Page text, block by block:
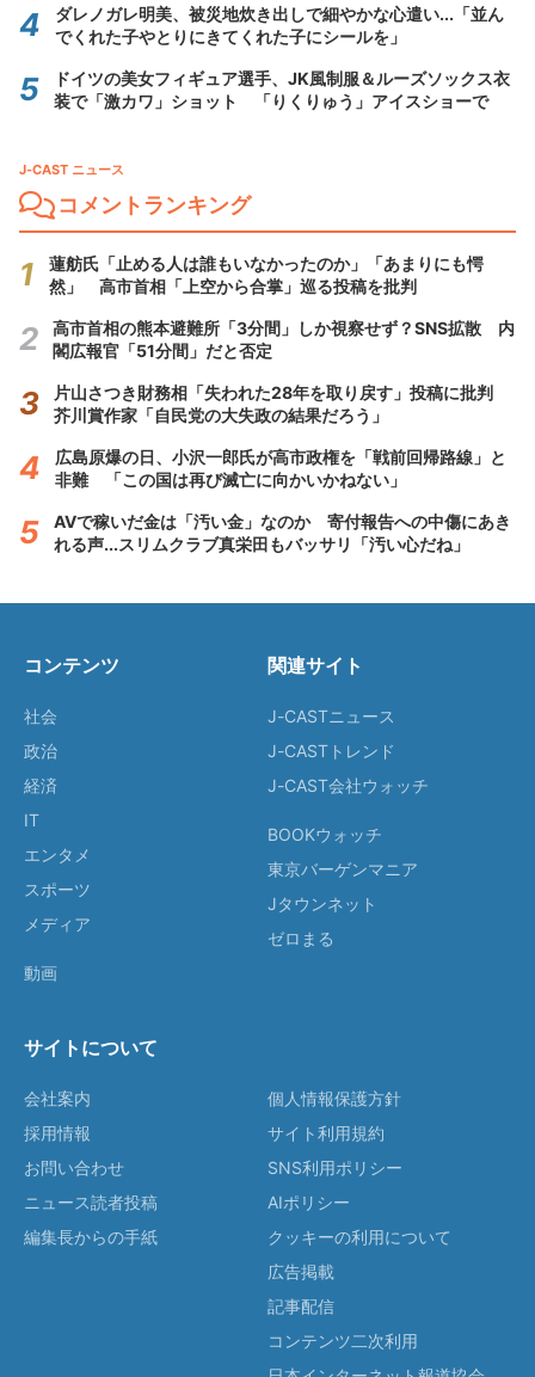
ダレノガレ明美、被災地炊き出しで細やかな心遣い...「並ん
でくれた子やとりにきてくれた子にシールを」
ドイツの美女フィギュア選手、JK風制服＆ルーズソックス衣
装で「激カワ」ショット 「りくりゅう」アイスショーで
J-CAST ニュース
コメントランキング
蓮舫氏「止める人は誰もいなかったのか」「あまりにも愕
然」 高市首相「上空から合掌」巡る投稿を批判
高市首相の熊本避難所「3分間」しか視察せず？SNS拡散 内
閣広報官「51分間」だと否定
片山さつき財務相「失われた28年を取り戻す」投稿に批判
芥川賞作家「自民党の大失政の結果だろう」
広島原爆の日、小沢一郎氏が高市政権を「戦前回帰路線」と
非難 「この国は再び滅亡に向かいかねない」
AVで稼いだ金は「汚い金」なのか 寄付報告への中傷にあき
れる声...スリムクラブ真栄田もバッサリ「汚い心だね」
コンテンツ
社会
政治
経済
IT
エンタメ
スポーツ
メディア
動画
関連サイト
J-CASTニュース
J-CASTトレンド
J-CAST会社ウォッチ
BOOKウォッチ
東京バーゲンマニア
Jタウンネット
ゼロまる
サイトについて
会社案内
採用情報
お問い合わせ
ニュース読者投稿
編集長からの手紙
個人情報保護方針
サイト利用規約
SNS利用ポリシー
AIポリシー
クッキーの利用について
広告掲載
記事配信
コンテンツ二次利用